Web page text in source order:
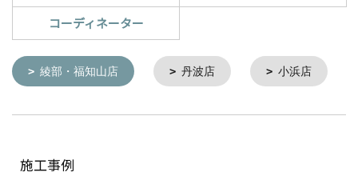
コーディネーター
綾部・福知山店 丹波店 小浜店
施工事例